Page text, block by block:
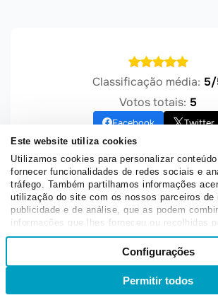
Este website utiliza cookies
Utilizamos cookies para personalizar conteúdo
fornecer funcionalidades de redes sociais e
tráfego. Também partilhamos informações
utilização do site com os nossos parceiros de
publicidade e de análise, que as podem
informações que lhes forneceu ou recolhidas
sua utilização dos respetivos serviços.
Seleção
consentimento
Preferências
Configurações
Permitir todos
Classificação média:
Votos totais: 5
Facebook Twitter
marketing
marketing de conteúdo
Marketing Digital
segmentação
Segmentação do público
POSTS POR CATEGORIA